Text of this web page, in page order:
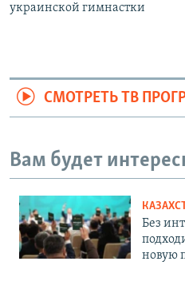
украинской гимнастки
СМОТРЕТЬ ТВ
Вам будет
Без
новую